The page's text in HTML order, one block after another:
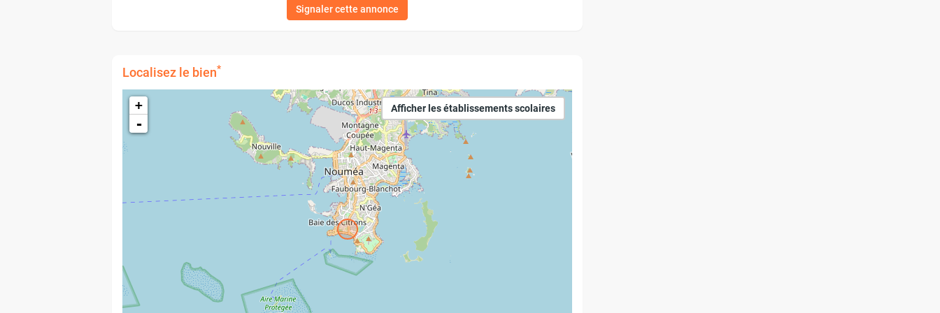
Signaler cette annonce
Localisez le bien*
Afficher les établissements scolaires
+
-